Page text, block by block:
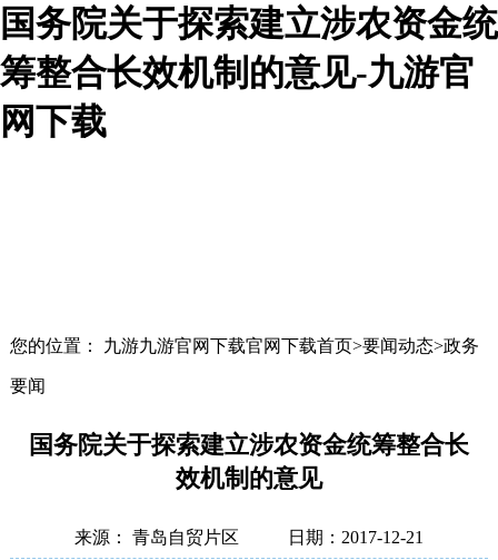
国务院关于探索建立涉农资金统
筹整合长效机制的意见-九游官
网下载
您的位置： 九游九游官网下载官网下载首页>要闻动态>政务
要闻
国务院关于探索建立涉农资金统筹整合长
效机制的意见
来源： 青岛自贸片区 日期：2017-12-21